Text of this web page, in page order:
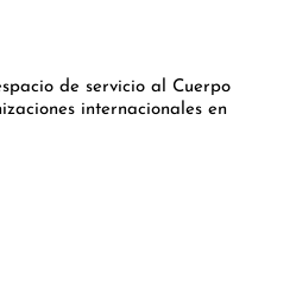
de servicio al Cuerpo
internacionales en